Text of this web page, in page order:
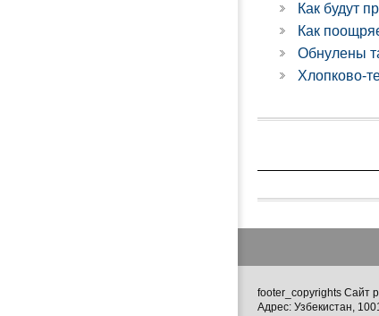
Как будут
Как
Обнулены
Хлопково-
footer_copyrights Сайт
Адрес: Узбекистан,